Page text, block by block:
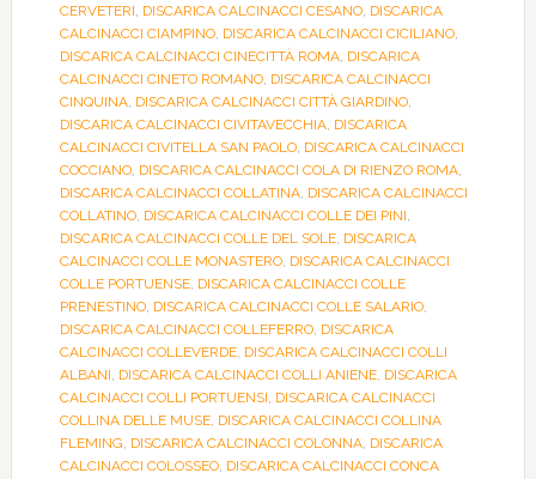
CERVETERI, DISCARICA CALCINACCI CESANO, DISCARICA
CALCINACCI CIAMPINO, DISCARICA CALCINACCI CICILIANO,
DISCARICA CALCINACCI CINECITTÀ ROMA, DISCARICA
CALCINACCI CINETO ROMANO, DISCARICA CALCINACCI
CINQUINA, DISCARICA CALCINACCI CITTÀ GIARDINO,
DISCARICA CALCINACCI CIVITAVECCHIA, DISCARICA
CALCINACCI CIVITELLA SAN PAOLO, DISCARICA CALCINACCI
COCCIANO, DISCARICA CALCINACCI COLA DI RIENZO ROMA,
DISCARICA CALCINACCI COLLATINA, DISCARICA CALCINACCI
COLLATINO, DISCARICA CALCINACCI COLLE DEI PINI,
DISCARICA CALCINACCI COLLE DEL SOLE, DISCARICA
CALCINACCI COLLE MONASTERO, DISCARICA CALCINACCI
COLLE PORTUENSE, DISCARICA CALCINACCI COLLE
PRENESTINO, DISCARICA CALCINACCI COLLE SALARIO,
DISCARICA CALCINACCI COLLEFERRO, DISCARICA
CALCINACCI COLLEVERDE, DISCARICA CALCINACCI COLLI
ALBANI, DISCARICA CALCINACCI COLLI ANIENE, DISCARICA
CALCINACCI COLLI PORTUENSI, DISCARICA CALCINACCI
COLLINA DELLE MUSE, DISCARICA CALCINACCI COLLINA
FLEMING, DISCARICA CALCINACCI COLONNA, DISCARICA
CALCINACCI COLOSSEO, DISCARICA CALCINACCI CONCA